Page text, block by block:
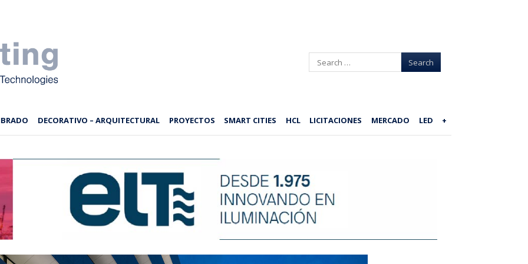
Search
DECORATIVO – ARQUITECTURAL PROYECTOS SMART CITIES HCL LICITACIONES MERCADO LED +